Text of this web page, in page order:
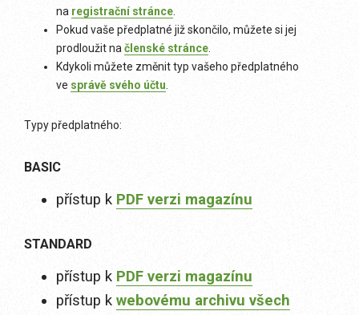
na registrační stránce
Pokud vaše předplatné již skončilo, můžete si jej
prodloužit na členské stránce
Kdykoli můžete změnit typ vašeho předplatného
ve správě svého účtu
Typy předplatného:
BASIC
přístup k PDF verzi magazínu
STANDARD
přístup k PDF verzi magazínu
přístup k webovému archivu všech